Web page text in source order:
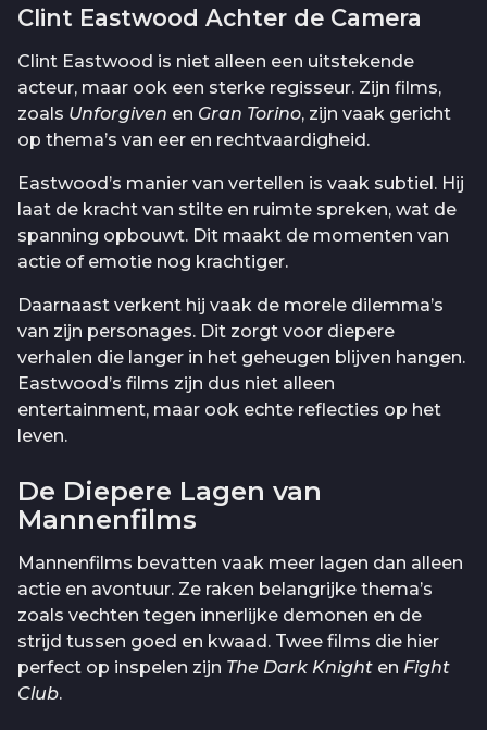
Clint Eastwood Achter de Camera
Clint Eastwood is niet alleen een uitstekende
acteur, maar ook een sterke regisseur. Zijn films,
zoals Unforgiven en Gran Torino, zijn vaak gericht
op thema’s van eer en rechtvaardigheid.
Eastwood’s manier van vertellen is vaak subtiel. Hij
laat de kracht van stilte en ruimte spreken, wat de
spanning opbouwt. Dit maakt de momenten van
actie of emotie nog krachtiger.
Daarnaast verkent hij vaak de morele dilemma’s
van zijn personages. Dit zorgt voor diepere
verhalen die langer in het geheugen blijven hangen.
Eastwood’s films zijn dus niet alleen
entertainment, maar ook echte reflecties op het
leven.
De Diepere Lagen van
Mannenfilms
Mannenfilms bevatten vaak meer lagen dan alleen
actie en avontuur. Ze raken belangrijke thema’s
zoals vechten tegen innerlijke demonen en de
strijd tussen goed en kwaad. Twee films die hier
perfect op inspelen zijn The Dark Knight en Fight
Club.